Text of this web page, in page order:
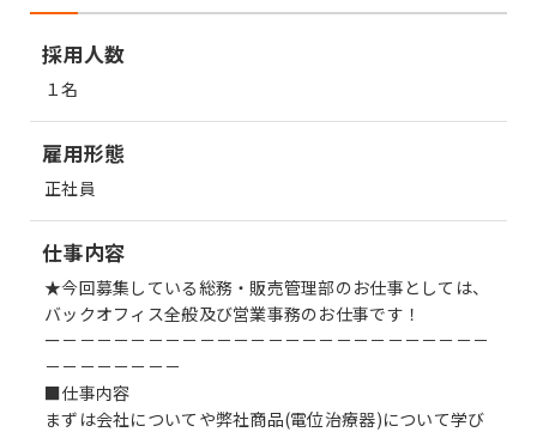
採用人数
１名
雇用形態
正社員
仕事内容
★今回募集している総務・販売管理部のお仕事としては、
バックオフィス全般及び営業事務のお仕事です！
ー－－－－－－－－－－－－－－－－－－－－－－－－－
－－－－－－－－
■仕事内容
まずは会社についてや弊社商品(電位治療器)について学び